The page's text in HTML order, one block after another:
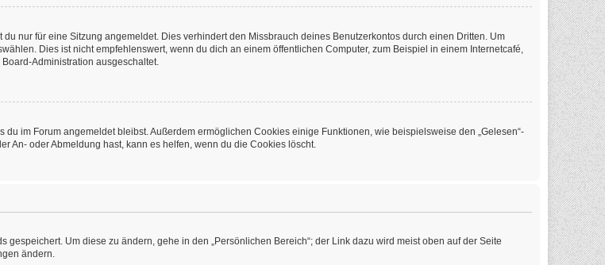
nur für eine Sitzung angemeldet. Dies verhindert den Missbrauch deines Benutzerkontos durch einen Dritten. Um
Dies ist nicht empfehlenswert, wenn du dich an einem öffentlichen Computer, zum Beispiel in einem Internetcafé,
Administration ausgeschaltet.
im Forum angemeldet bleibst. Außerdem ermöglichen Cookies einige Funktionen, wie beispielsweise den „Gelesen“-
An- oder Abmeldung hast, kann es helfen, wenn du die Cookies löscht.
Um diese zu ändern, gehe in den „Persönlichen Bereich“; der Link dazu wird meist oben auf der Seite
ändern.